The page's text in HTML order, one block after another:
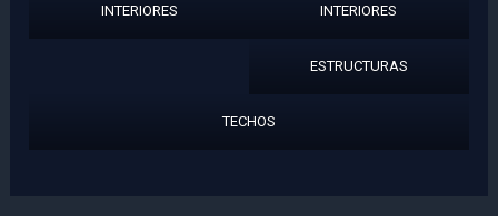
INTERIORES INTERIORES
ESTRUCTURAS
TECHOS